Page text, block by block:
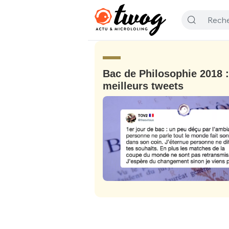
Bac de Philosophie 2018
meilleurs tweets